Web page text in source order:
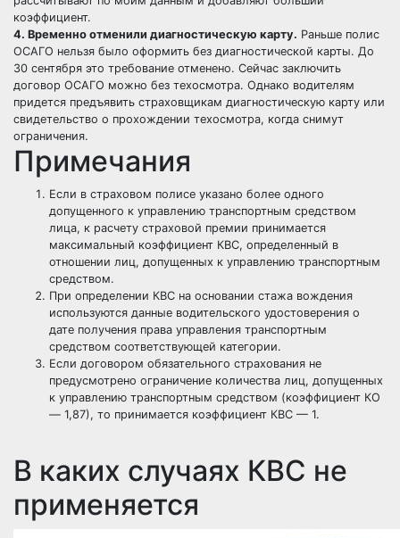
коэффициент.
4. Временно отменили диагностическую карту. Раньше полис
ОСАГО нельзя было оформить без диагностической карты. До
30 сентября это требование отменено. Сейчас заключить
договор ОСАГО можно без техосмотра. Однако водителям
придется предъявить страховщикам диагностическую карту или
свидетельство о прохождении техосмотра, когда снимут
ограничения.
Примечания
Если в страховом полисе указано более одного
допущенного к управлению транспортным средством
лица, к расчету страховой премии принимается
максимальный коэффициент КВС, определенный в
отношении лиц, допущенных к управлению транспортным
средством.
При определении КВС на основании стажа вождения
используются данные водительского удостоверения о
дате получения права управления транспортным
средством соответствующей категории.
Если договором обязательного страхования не
предусмотрено ограничение количества лиц, допущенных
к управлению транспортным средством (коэффициент КО
— 1,87), то принимается коэффициент КВС — 1.
В каких случаях КВС не
применяется